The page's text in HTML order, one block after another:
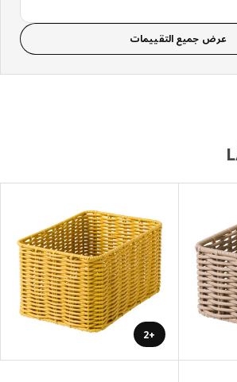
عرض جميع التقييمات
+2